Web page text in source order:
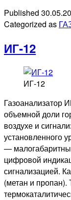
Published
Categorized as
ИГ-12
ИГ-12
Газоанализатор
объемной доли
воздухе и
установленного
—
цифровой
сигнализацией.
(метан и пропан).